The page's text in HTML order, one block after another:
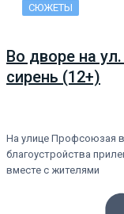
СЮЖЕТЫ
Во дворе на
сирень (12+)
На улице Профсоюзая
благоустройства
вместе с жителями